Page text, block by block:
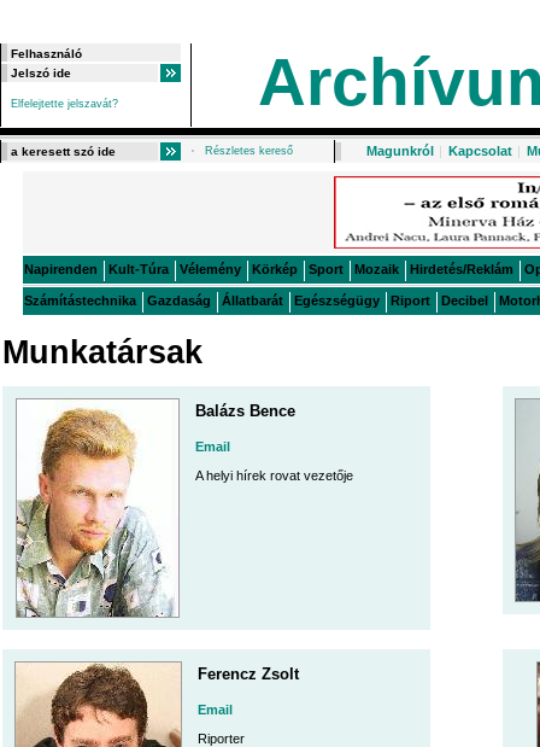
Elfelejtette jelszavát?
Részletes kereső Magunkról | Kapcsolat |
Napirenden Kult-Túra Vélemény Körkép Sport Mozaik Hirdetés/Reklám
Számítástechnika Gazdaság Állatbarát Egészségügy Riport Decibel
Munkatársak
Balázs Bence
Email
A helyi hírek rovat vezetője
Ferencz Zsolt
Email
Riporter